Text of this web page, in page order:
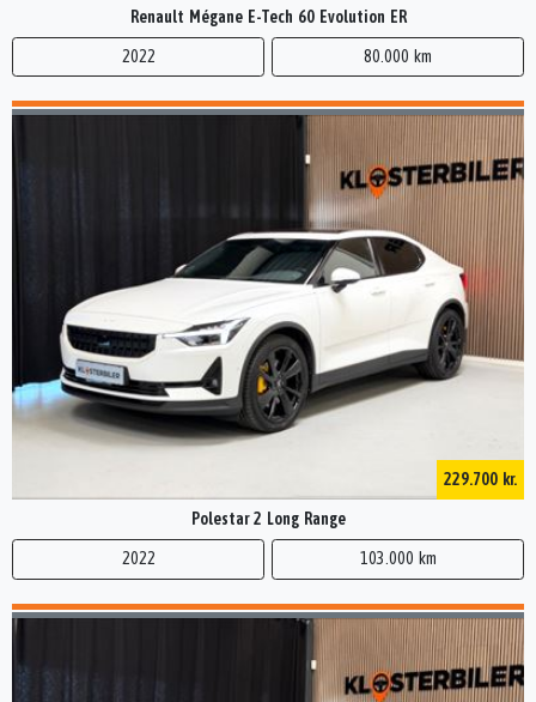
Renault Mégane E-Tech 60 Evolution ER
2022 80.000 km
229.700 kr.
Polestar 2 Long Range
2022 103.000 km